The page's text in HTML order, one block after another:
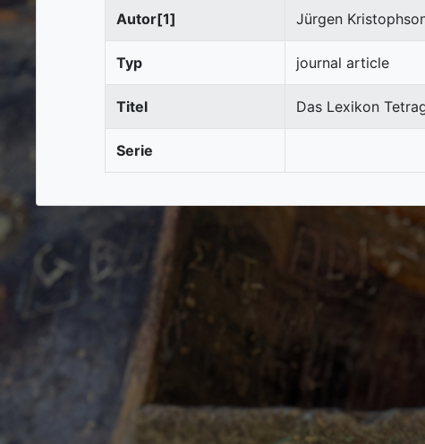
Autor[1] Jürgen
Typ journal article
Titel Das Lexikon
Serie